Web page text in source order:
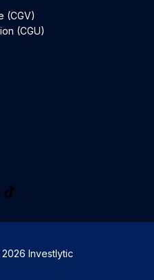
(CGV)
(CGU)
Investlytic